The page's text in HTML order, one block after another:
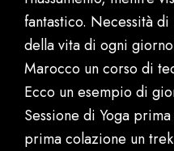
fantastico. Necessità
della vita di ogni
Marocco un corso di
Ecco un esempio di
Sessione di Yoga
prima colazione un